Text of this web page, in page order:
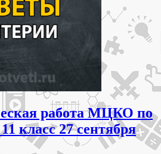
работа МЦКО по
класс 27 сентября